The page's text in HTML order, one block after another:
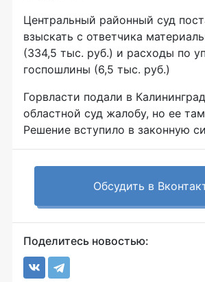
Центральный районный суд
взыскать с ответчика
(334,5 тыс. руб.) и расходы по
госпошлины (6,5 тыс. руб.)
Горвласти подали в
областной суд жалобу, но ее
Решение вступило в законную
Обсудить в
Поделитесь новостью: